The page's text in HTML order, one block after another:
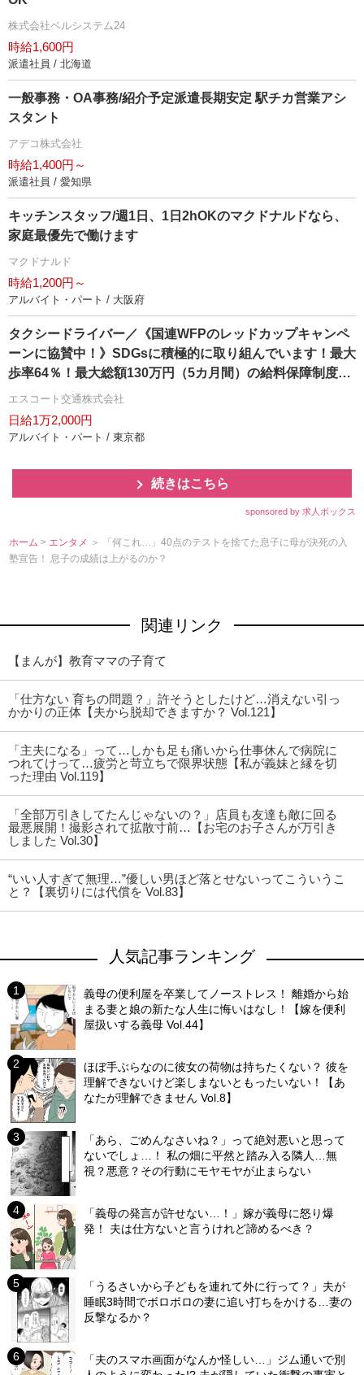
株式会社ベルシステム24
時給1,600円
派遣社員 / 北海道
一般事務・OA事務/紹介予定派遣長期安定 駅チカ営業アシ
スタント
アデコ株式会社
時給1,400円～
派遣社員 / 愛知県
キッチンスタッフ/週1日、1日2hOKのマクドナルドなら、
家庭最優先で働けます
マクドナルド
時給1,200円～
アルバイト・パート / 大阪府
タクシードライバー／《国連WFPのレッドカップキャンペ
ーンに協賛中！》SDGsに積極的に取り組んでいます！最大
歩率64％！最大総額130万円（5カ月間）の給料保障制度あ
り ※社内規定あり最大20万円支給（現任・資格あり・経験
者）※社内規定あり格安物件を多数ご紹介出来ます！入居
実績多数！初期費用等相談に乗ります！マイカー・バイク
日勤積極採用中！定着率抜群！勤続10年以上の乗務員が50
名以上！勤務体系を自由に選べる&無線配車なし！自分のペ
ースで仕事が出来る乗務員目線の会社！お気軽にお問い合
エスコート交通株式会社
日給1万2,000円
アルバイト・パート / 東京都
続きはこちら
sponsored by 求人ボックス
ホーム > エンタメ ＞ 「何これ…」40点のテストを捨てた息子に母が決死の入
塾宣告！ 息子の成績は上がるのか？
関連リンク
【まんが】教育ママの子育て
「仕方ない 育ちの問題？」許そうとしたけど…消えない引っ
かかりの正体【夫から脱却できますか？ Vol.121】
「主夫になる」って…しかも足も痛いから仕事休んで病院に
つれてけって…疲労と苛立ちで限界状態【私が義妹と縁を切
った理由 Vol.119】
「全部万引きしてたんじゃないの？」店員も友達も敵に回る
最悪展開！撮影されて拡散寸前…【お宅のお子さんが万引き
しました Vol.30】
“いい人すぎて無理…”優しい男ほど落とせないってこういうこ
と？【裏切りには代償を Vol.83】
人気記事ランキング
義母の便利屋を卒業してノーストレス！ 離婚から始
まる妻と娘の新たな人生に悔いはなし！【嫁を便利
屋扱いする義母 Vol.44】
ほぼ手ぶらなのに彼女の荷物は持ちたくない？ 彼を
理解できないけど楽しまないともったいない！【あ
なたが理解できません Vol.8】
「あら、ごめんなさいね？」って絶対悪いと思って
ないでしょ…！ 私の畑に平然と踏み入る隣人…無
視？悪意？その行動にモヤモヤが止まらない
「義母の発言が許せない…！」嫁が義母に怒り爆
発！ 夫は仕方ないと言うけれど諦めるべき？
「うるさいから子どもを連れて外に行って？」夫が
睡眠3時間でボロボロの妻に追い打ちをかける…妻の
反撃なるか？
「夫のスマホ画面がなんか怪しい…」ジム通いで別